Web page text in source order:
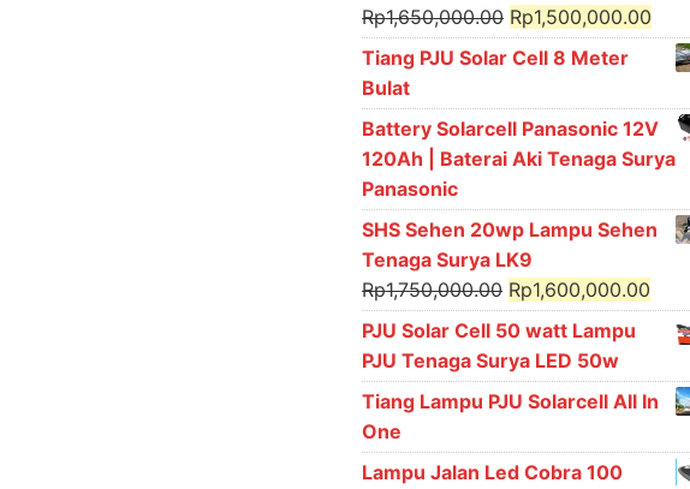
Rp1,650,000.00 Original
price
Rp1,650,000.00.
Rp1,500,000.00
Tiang PJU Solar Cell 8 Meter
Bulat
Battery Solarcell Panasonic 12V
120Ah | Baterai Aki Tenaga Surya
Panasonic
SHS Sehen 20wp Lampu Sehen
Tenaga Surya LK9
Rp1,750,000.00 Original
price
was:
Rp1,750,000.00.
Rp1,600,000.00
PJU Solar Cell 50 watt Lampu
PJU Tenaga Surya LED 50w
Tiang Lampu PJU Solarcell All In
One
Lampu Jalan Led Cobra 100